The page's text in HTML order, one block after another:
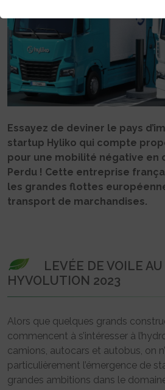
Essayez de deviner le pays
startup Hyliko qui compte
pour une mobilité négative en
Perdu ! Cette entreprise
les grandes flottes
transport de marchandises.
LEVÉE DE VOILE
HYVOLUTION 2023
Alors que quelques grands
commencent à s’intéresser à
camions, autocars et autobus, on
particulièrement l’émergence de
grandes ambitions dans le